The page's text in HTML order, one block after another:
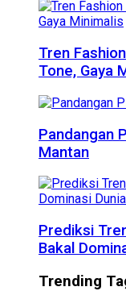
Tren
Tone, Gaya
Pandangan
Mantan
Prediksi
Bakal
Trending